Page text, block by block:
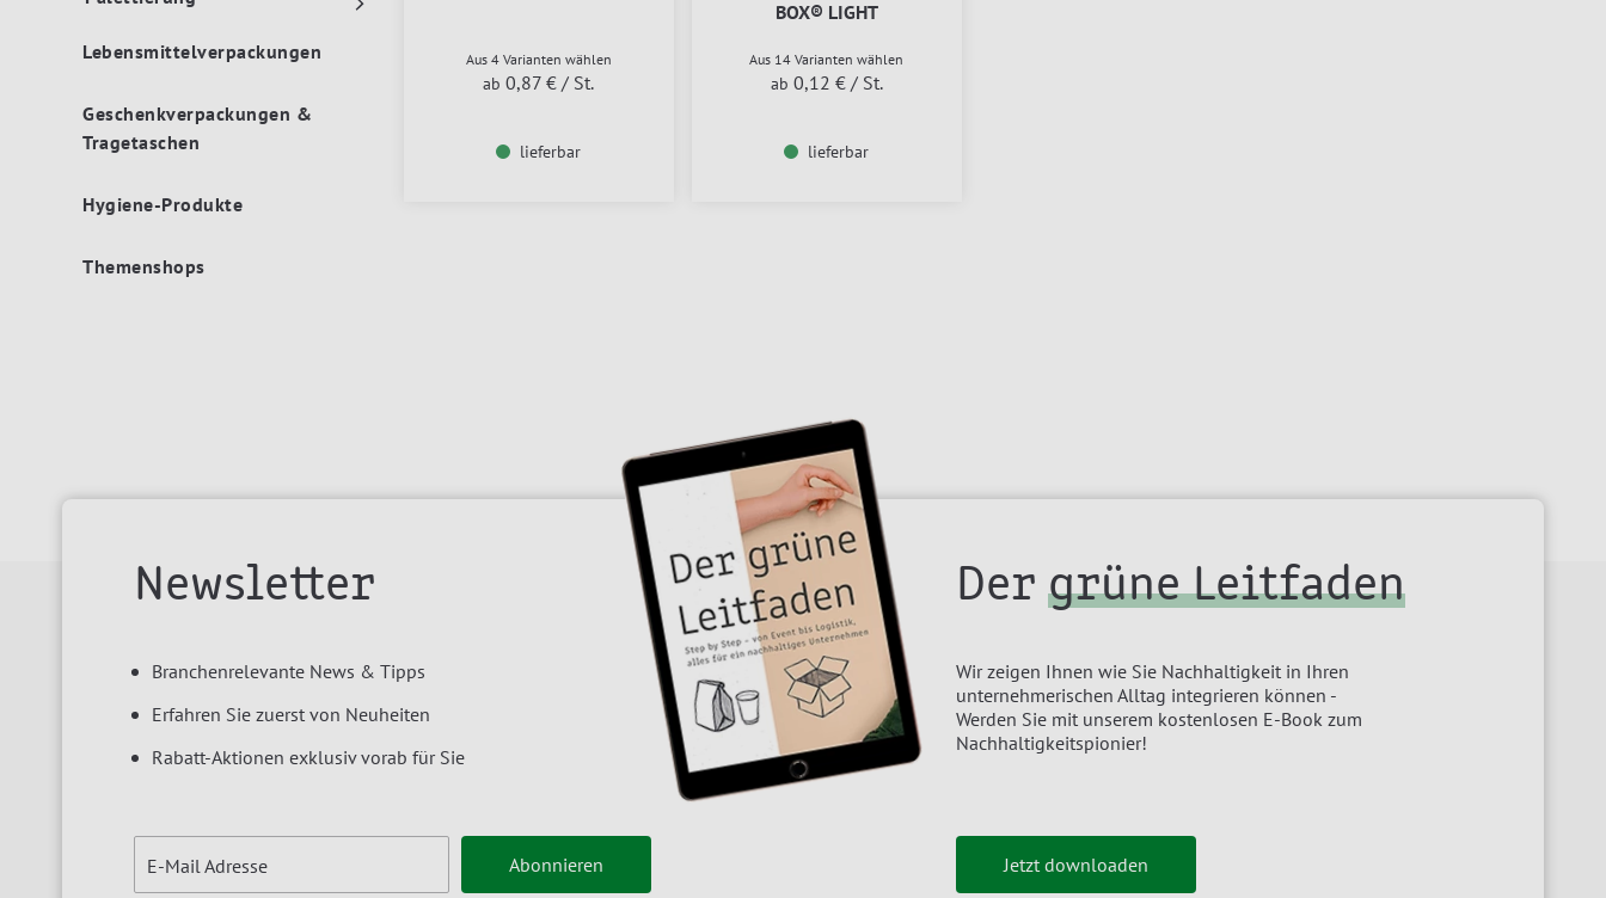
Aus 4 Varianten wählen
ab 0,87 € / St.
lieferbar
BOX® LIGHT
Aus 14 Varianten wählen
ab 0,12 € / St.
lieferbar
Lebensmittelverpackungen
Geschenkverpackungen &
Tragetaschen
Hygiene-Produkte
Themenshops
Newsletter
Branchenrelevante News & Tipps
Erfahren Sie zuerst von Neuheiten
Rabatt-Aktionen exklusiv vorab für Sie
E-Mail Adresse Abonnieren
Der grüne Leitfaden
Wir zeigen Ihnen wie Sie Nachhaltigkeit in Ihren
unternehmerischen Alltag integrieren können -
Werden Sie mit unserem kostenlosen E-Book zum
Nachhaltigkeitspionier!
Jetzt downloaden